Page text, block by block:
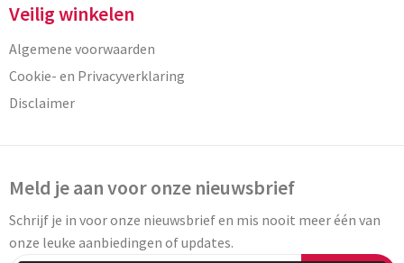
Veilig winkelen
Algemene voorwaarden
Cookie- en Privacyverklaring
Disclaimer
Meld je aan voor onze nieuwsbrief
Schrijf je in voor onze nieuwsbrief en mis nooit meer één van
onze leuke aanbiedingen of updates.